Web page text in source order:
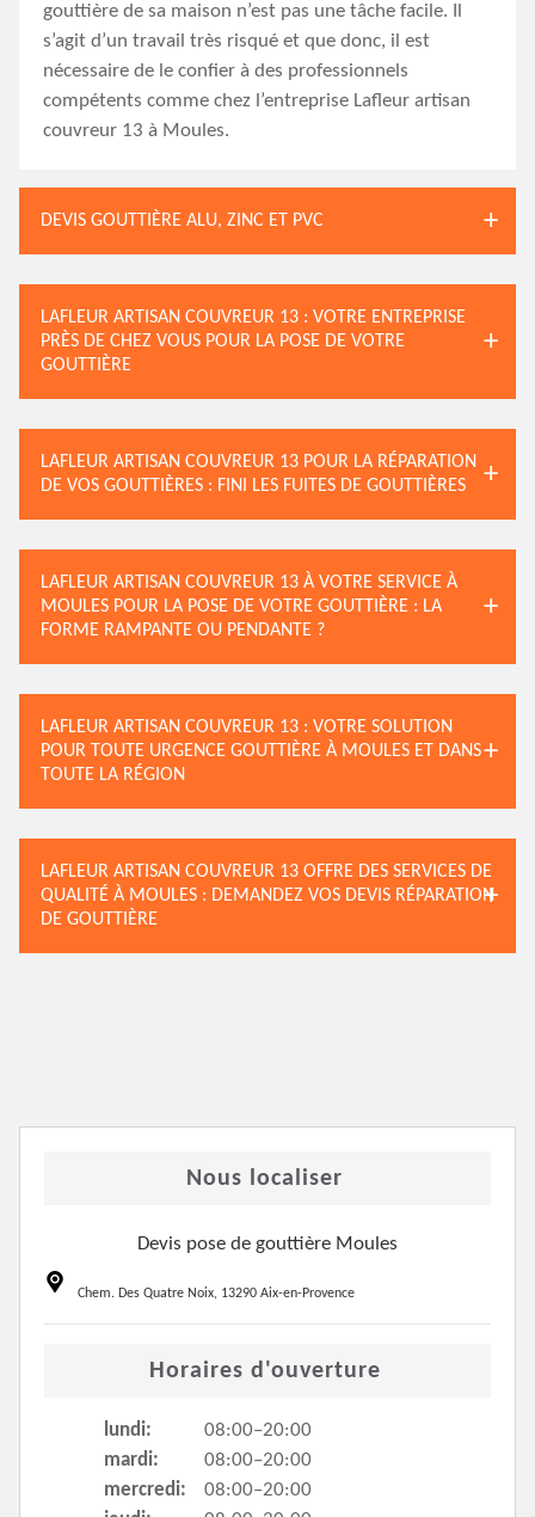
gouttière de sa maison n’est pas une tâche facile. Il
s’agit d’un travail très risqué et que donc, il est
nécessaire de le confier à des professionnels
compétents comme chez l’entreprise Lafleur artisan
couvreur 13 à Moules.
DEVIS GOUTTIÈRE ALU, ZINC ET PVC
LAFLEUR ARTISAN COUVREUR 13 : VOTRE ENTREPRISE
PRÈS DE CHEZ VOUS POUR LA POSE DE VOTRE
GOUTTIÈRE
LAFLEUR ARTISAN COUVREUR 13 POUR LA RÉPARATION
DE VOS GOUTTIÈRES : FINI LES FUITES DE GOUTTIÈRES
LAFLEUR ARTISAN COUVREUR 13 À VOTRE SERVICE À
MOULES POUR LA POSE DE VOTRE GOUTTIÈRE : LA
FORME RAMPANTE OU PENDANTE ?
LAFLEUR ARTISAN COUVREUR 13 : VOTRE SOLUTION
POUR TOUTE URGENCE GOUTTIÈRE À MOULES ET DANS
TOUTE LA RÉGION
LAFLEUR ARTISAN COUVREUR 13 OFFRE DES SERVICES DE
QUALITÉ À MOULES : DEMANDEZ VOS DEVIS RÉPARATION
DE GOUTTIÈRE
Nous localiser
Devis pose de gouttière Moules
Chem. Des Quatre Noix, 13290 Aix-en-Provence
Horaires d'ouverture
lundi:
08:00–20:00
mardi:
08:00–20:00
mercredi:
08:00–20:00